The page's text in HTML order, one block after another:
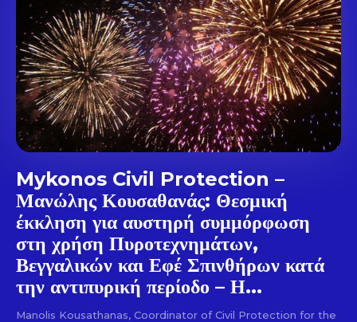
Sing up for our newsletter
to stay in the loop.
SUBSCRIBE
Mykonos Civil Protection –
Μανώλης Κουσαθανάς: Θεσμική
έκκληση για αυστηρή συμμόρφωση
στη χρήση Πυροτεχνημάτων,
Βεγγαλικών και Εφέ Σπινθήρων κατά
την αντιπυρική περίοδο – Η...
Manolis Kousathanas, Coordinator of Civil Protection for the